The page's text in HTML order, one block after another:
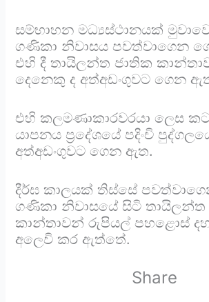
සම්භාහන මධ්‍යස්ථානයක්
ගණිකා නිවාසය පවත්වාගෙන
එහි දී තායිලන්ත ජාතික
දෙනෙකු ද අත්අඩංගුවට ගෙන
එහි කලමණාකාරවරයා ලෙස
යාපනය ප්‍රදේශයේ පදිංචි
අත්අඩංගුවට ගෙන ඇත.
දීර්ඝ කාලයක් තිස්සේ
ගණිකා නිවාසයේ සිටි තායිලන්ත
කාන්තාවන් රුපියල් පහළොස්
අලෙවි කර ඇත්තේ.
Share